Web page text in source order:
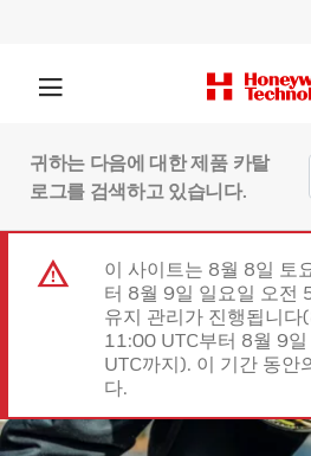
귀하는 다음에 대한 제품 카탈
로그를 검색하고 있습니다.
이 사이트는 8월 8일 토
터 8월 9일 일요일 오전
유지 관리가 진행됩니
11:00 UTC부터 8월 9
UTC까지). 이 기간 동안
다.